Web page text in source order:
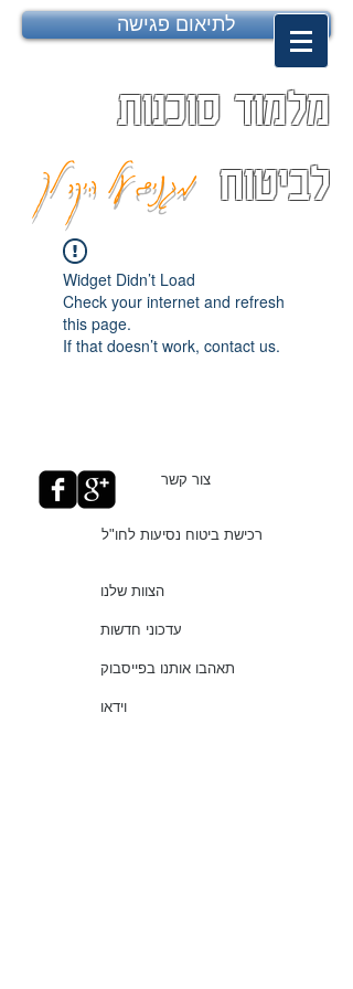
לתיאום פגישה
מלמוד סוכנות
לביטוח מגנים על היקר לך
Widget Didn’t Load
Check your internet and refresh
this page.
If that doesn’t work, contact us.
צור קשר
רכישת ביטוח נסיעות לחו"ל
הצוות שלנו
עדכוני חדשות
תאהבו אותנו בפייסבוק
וידאו